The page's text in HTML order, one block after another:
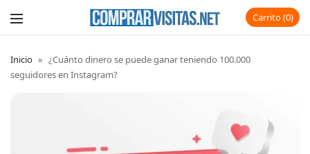
Carrito 0
Inicio » ¿Cuánto dinero se puede ganar teniendo 100.000
seguidores en Instagram?